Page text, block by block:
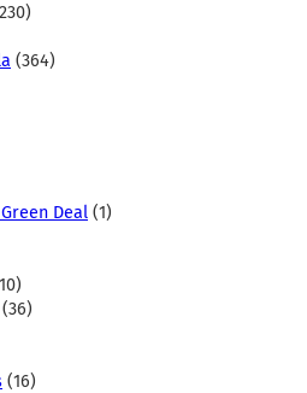
(364)
Deal (1)
(36)
(16)